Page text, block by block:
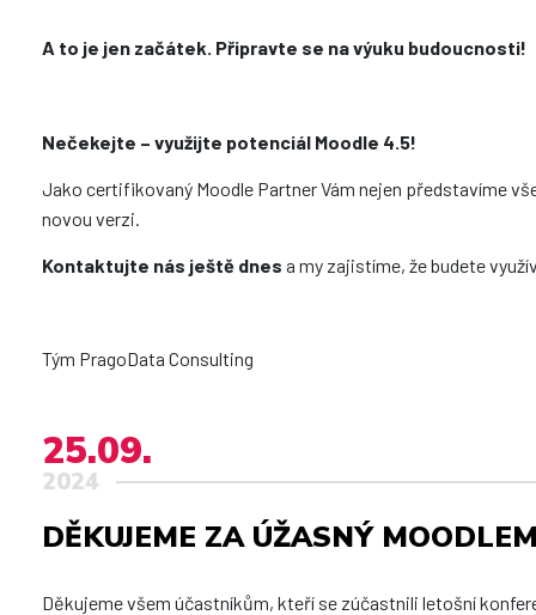
A to je jen začátek. Připravte se na výuku budoucnosti!
Nečekejte – využijte potenciál Moodle 4.5!
Jako certifikovaný Moodle Partner Vám nejen představíme
novou verzi.
Kontaktujte nás ještě dnes a my zajistíme, že budete
Tým PragoData Consulting
25.09.
2024
DĚKUJEME ZA ÚŽASNÝ
Děkujeme všem účastníkům, kteří se zúčastnili letošní